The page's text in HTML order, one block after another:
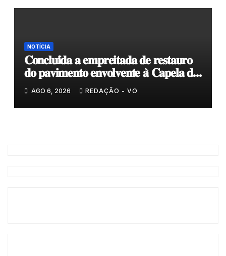
NOTÍCIA
𝐂𝐨𝐧𝐜𝐥𝐮𝐢́𝐝𝐚 𝐚 𝐞𝐦𝐩𝐫𝐞𝐢𝐭𝐚𝐝𝐚 𝐝𝐞 𝐫𝐞𝐬𝐭𝐚𝐮𝐫𝐨
𝐝𝐨 𝐩𝐚𝐯𝐢𝐦𝐞𝐧𝐭𝐨 𝐞𝐧𝐯𝐨𝐥𝐯𝐞𝐧𝐭𝐞 𝐚̀ 𝐂𝐚𝐩𝐞𝐥𝐚 𝐝𝐞
𝐂𝐨𝐯𝐚𝐬
AGO 6, 2026 REDAÇÃO - VO